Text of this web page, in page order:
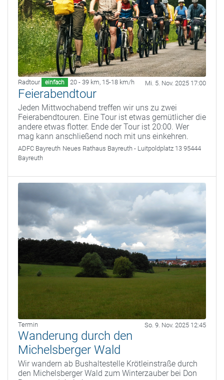
Radtour einfach 20 - 39 km, 15-18 km/h Mi. 5. Nov. 2025 17:00
Feierabendtour
Jeden Mittwochabend treffen wir uns zu zwei
Feierabendtouren. Eine Tour ist etwas gemütlicher die
andere etwas flotter. Ende der Tour ist 20:00. Wer
mag kann anschließend noch mit uns einkehren.
ADFC Bayreuth Neues Rathaus Bayreuth - Luitpoldplatz 13 95444
Bayreuth
Termin So. 9. Nov. 2025 12:45
Wanderung durch den
Michelsberger Wald
Wir wandern ab Bushaltestelle Krötleinstraße durch
den Michelsberger Wald zum Winterzauber bei Don